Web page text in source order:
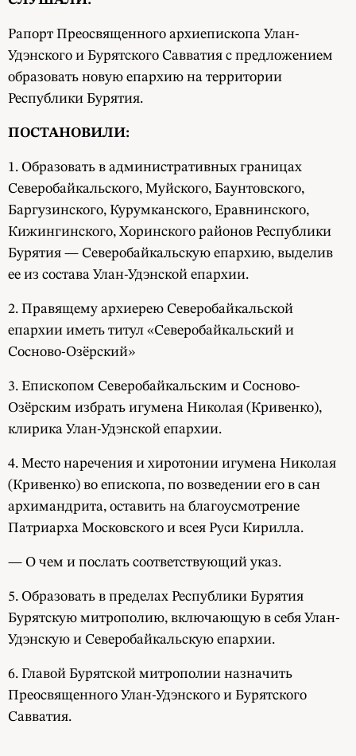
Рапорт Преосвященного архиепископа Улан-
Удэнского и Бурятского Савватия с предложением
образовать новую епархию на территории
Республики Бурятия.
ПОСТАНОВИЛИ:
1. Образовать в административных границах
Северобайкальского, Муйского, Баунтовского,
Баргузинского, Курумканского, Еравнинского,
Кижингинского, Хоринского районов Республики
Бурятия — Северобайкальскую епархию, выделив
ее из состава Улан-Удэнской епархии.
2. Правящему архиерею Северобайкальской
епархии иметь титул «Северобайкальский и
Сосново-Озёрский»
3. Епископом Северобайкальским и Сосново-
Озёрским избрать игумена Николая (Кривенко),
клирика Улан-Удэнской епархии.
4. Место наречения и хиротонии игумена Николая
(Кривенко) во епископа, по возведении его в сан
архимандрита, оставить на благоусмотрение
Патриарха Московского и всея Руси Кирилла.
— О чем и послать соответствующий указ.
5. Образовать в пределах Республики Бурятия
Бурятскую митрополию, включающую в себя Улан-
Удэнскую и Северобайкальскую епархии.
6. Главой Бурятской митрополии назначить
Преосвященного Улан-Удэнского и Бурятского
Савватия.